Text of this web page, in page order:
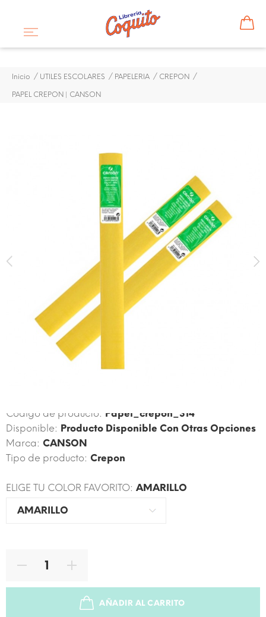
Inicio UTILES ESCOLARES PAPELERIA CREPON
PAPEL CREPON | CANSON
PRODUCTO DISPONIBLE CON OTRAS OPCIONES
PAPEL CREPON | CANSON
Código de producto: Papel_crepon_314
Disponible: Producto Disponible Con Otras Opciones
Marca: CANSON
Tipo de producto: Crepon
ELIGE TU COLOR FAVORITO: AMARILLO
AÑADIR AL CARRITO